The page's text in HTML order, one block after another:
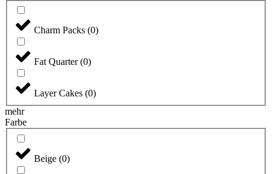
Charm Packs (0)
Fat Quarter (0)
Layer Cakes (0)
mehr
Farbe
Beige (0)